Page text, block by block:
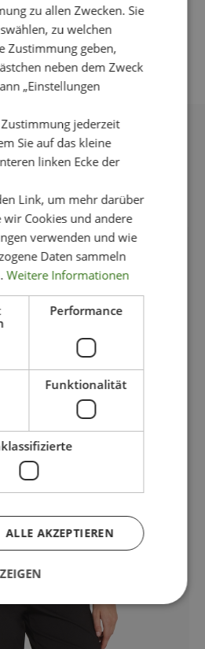
IHNEN
zu allen Zwecken. Sie
zu welchen
Zustimmung geben,
neben dem Zweck
„Einstellungen
jederzeit
Sie auf das kleine
linken Ecke der
Link, um mehr darüber
Cookies und andere
verwenden und wie
Daten sammeln
Weitere Informationen
Performance
Funktionalität
ALLE AKZEPTIEREN